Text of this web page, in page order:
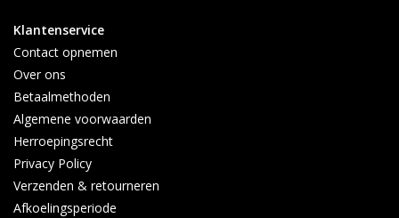
Klantenservice
Contact opnemen
Over ons
Betaalmethoden
Algemene voorwaarden
Herroepingsrecht
Privacy Policy
Verzenden & retourneren
Afkoelingsperiode